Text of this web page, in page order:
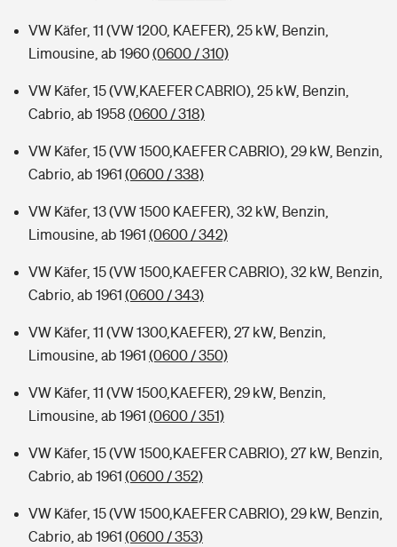
Kinderunfall-Check: Mehr Sicherheit für deine Kids
Typklassen: So ist Ihr Auto eingestuft
Sie haben Fragen?
VW Käfer, 11 (VW 1200, KAEFER), 25 kW, Benzin,
Limousine, ab 1960(0600 / 310)
VW Käfer, 15 (VW,KAEFER CABRIO), 25 kW, Benzin,
Cabrio, ab 1958 (0600 / 318)
VW Käfer, 15 (VW 1500,KAEFER CABRIO), 29 kW, Benzin,
Cabrio, ab 1961 (0600 / 338)
VW Käfer, 13 (VW 1500 KAEFER), 32 kW, Benzin,
Limousine, ab 1961 (0600 / 342)
VW Käfer, 15 (VW 1500,KAEFER CABRIO), 32 kW, Benzin,
Cabrio, ab 1961 (0600 / 343)
VW Käfer, 11 (VW 1300,KAEFER), 27 kW, Benzin,
Limousine, ab 1961 (0600 / 350)
VW Käfer, 11 (VW 1500,KAEFER), 29 kW, Benzin,
Limousine, ab 1961 (0600 / 351)
VW Käfer, 15 (VW 1500,KAEFER CABRIO), 27 kW, Benzin,
Cabrio, ab 1961 (0600 / 352)
VW Käfer, 15 (VW 1500,KAEFER CABRIO), 29 kW, Benzin,
Cabrio, ab 1961 (0600 / 353)